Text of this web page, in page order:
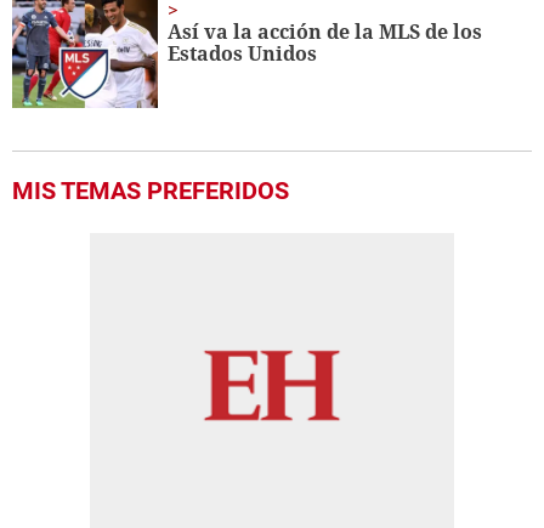
Así va la acción de la MLS de los
Estados Unidos
MIS TEMAS PREFERIDOS